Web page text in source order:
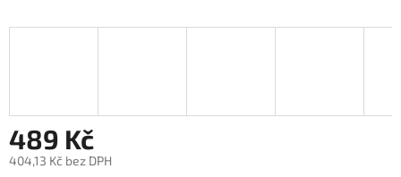
489 Kč
404,13 Kč bez DPH